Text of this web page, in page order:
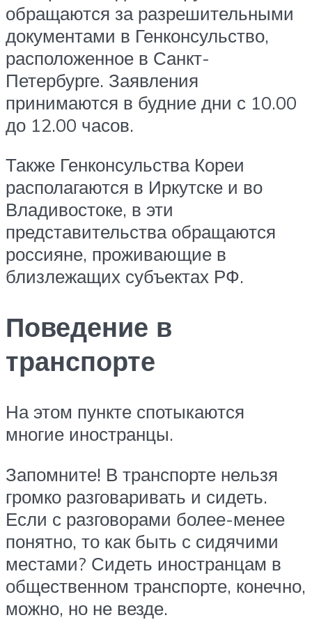
обращаются за разрешительными
документами в Генконсульство,
расположенное в Санкт-
Петербурге. Заявления
принимаются в будние дни с 10.00
до 12.00 часов.
Также Генконсульства Кореи
располагаются в Иркутске и во
Владивостоке, в эти
представительства обращаются
россияне, проживающие в
близлежащих субъектах РФ.
Поведение в
транспорте
На этом пункте спотыкаются
многие иностранцы.
Запомните! В транспорте нельзя
громко разговаривать и сидеть.
Если с разговорами более-менее
понятно, то как быть с сидячими
местами? Сидеть иностранцам в
общественном транспорте, конечно,
можно, но не везде.